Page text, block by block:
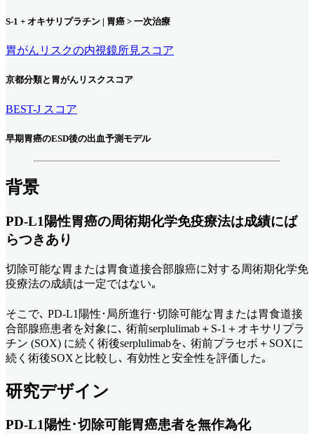
S-1 + オキサリプラチン | 胃癌 > 一次治療
胃がんリスクの内視鏡所見スコア
京都分類と胃がんリスクスコア
BEST-J スコア
早期胃癌のESD後の出血予測モデル
背景
PD-L1陽性胃癌の周術期化学免疫療法は成績にば
らつきあり
切除可能な胃または胃食道接合部腺癌に対する周術期化学免
疫療法の成績は一定ではない｡
そこで､ PD-L1陽性･局所進行･切除可能な胃または胃食道接
合部腺癌患者を対象に､ 術前serplulimab＋S-1＋オキサリプラ
チン (SOX) に続く術後serplulimabを､ 術前プラセボ＋SOXに
続く術後SOXと比較し､ 有効性と安全性を評価した｡
研究デザイン
PD-L1陽性･切除可能胃癌患者を無作為化